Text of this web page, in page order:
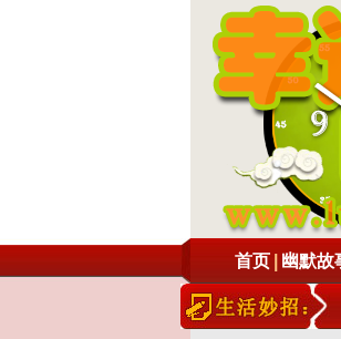
首页 幽默故